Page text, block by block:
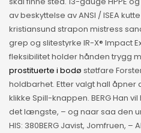
av beskyttelse av ANSI / ISEA
kristiansund strapon mistress
grep og slitestyrke IR-X® Impact
fleksibilitet holder hånden trygg
prostituerte i bodø støtfare
holdbarhet. Etter valgt hall åpner
klikke Spill-knappen. BERG Han
det længste, – og naar saa den
HIS: 380BERG Javist, Jomfruen, –